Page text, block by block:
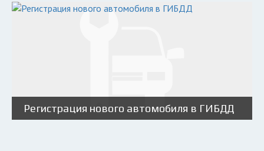
Регистрация нового автомобиля в ГИБДД